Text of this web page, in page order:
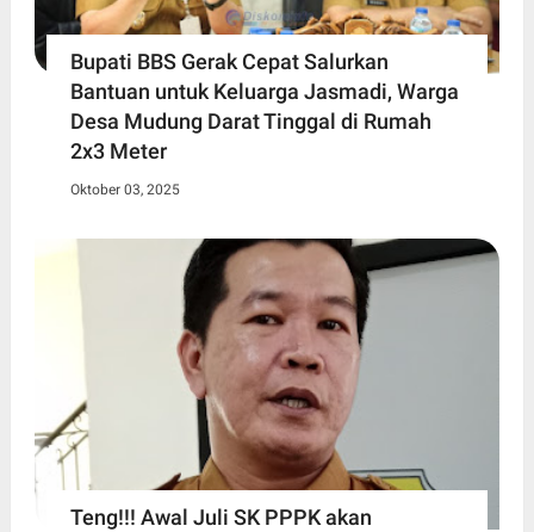
Bupati BBS Gerak Cepat Salurkan
Bantuan untuk Keluarga Jasmadi, Warga
Desa Mudung Darat Tinggal di Rumah
2x3 Meter
Oktober 03, 2025
Teng!!! Awal Juli SK PPPK akan